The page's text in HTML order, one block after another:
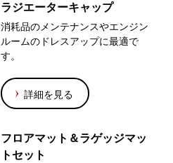
ラジエーターキャップ
消耗品のメンテナンスやエンジン
ルームのドレスアップに最適で
す。
詳細を見る
フロアマット＆ラゲッジマッ
トセット